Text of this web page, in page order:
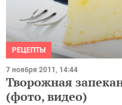
РЕЦЕПТЫ
7 ноября 2011, 14:44
Творожная
(фото, видео)